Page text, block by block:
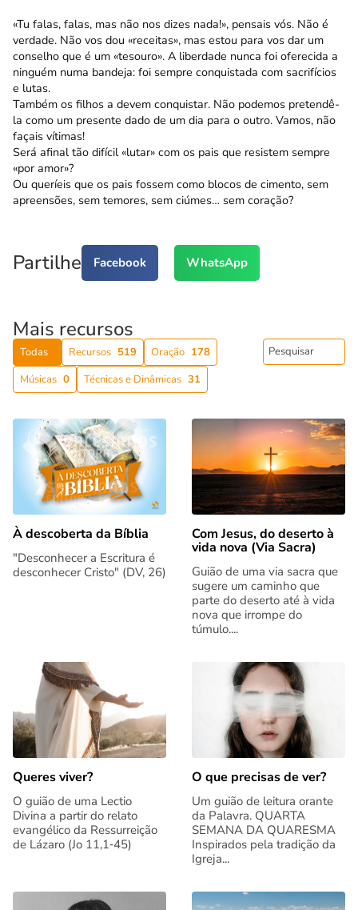
«Tu falas, falas, mas não nos dizes nada!», pen­sais vós. Não é
verdade. Não vos dou «receitas», mas estou para vos dar um
conselho que é um «tesouro». A liberdade nunca foi oferecida a
ninguém numa bandeja: foi sempre conquistada com sacrifícios
e lutas.
Também os filhos a devem conquistar. Não podemos pretendê-
la como um presente dado de um dia para o outro. Vamos, não
façais vítimas!
Será afinal tão difícil «lutar» com os pais que resistem sempre
«por amor»?
Ou queríeis que os pais fossem como blocos de cimento, sem
apreensões, sem temores, sem ciú­mes… sem coração?
Partilhe Facebook WhatsApp
Mais recursos
Todas Recursos 519 Oração 178
Músicas 0 Técnicas e Dinâmicas 31
À descoberta da Bíblia
"Desconhecer a Escritura é
desconhecer Cristo" (DV, 26)
Com Jesus, do deserto à
vida nova (Via Sacra)
Guião de uma via sacra que
sugere um caminho que
parte do deserto até à vida
nova que irrompe do
túmulo....
Queres viver?
O guião de uma Lectio
Divina a partir do relato
evangélico da Ressurreição
de Lázaro (Jo 11,1‑45)
O que precisas de ver?
Um guião de leitura orante
da Palavra. QUARTA
SEMANA DA QUARESMA
Inspirados pela tradição da
Igreja...